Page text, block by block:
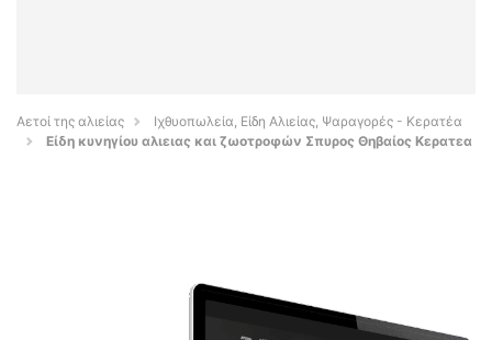
Αετοί της αλιείας
Ιχθυοπωλεία, Είδη Αλιείας, Ψαραγορές - Κερατέα
Είδη κυνηγίου αλιειας και ζωοτροφών Σπυρος Θηβαίος Κερατεα